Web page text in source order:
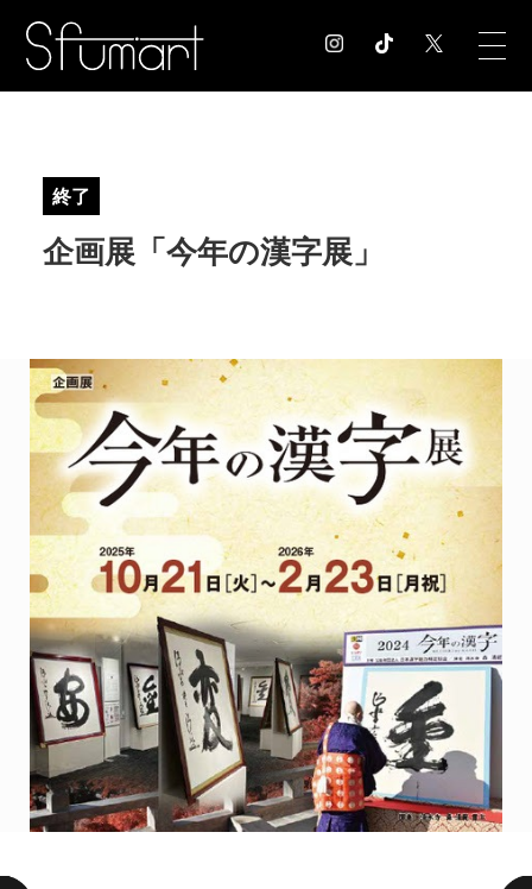
EXHIBITION 展覧会情報
NEWS お知らせ
CONTACT お問合せ
POLICY COMPANY
終了
企画展「今年の漢字展」